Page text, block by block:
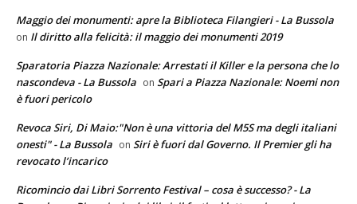
Maggio dei monumenti: apre la Biblioteca Filangieri - La Bussola
on Il diritto alla felicità: il maggio dei monumenti 2019
Sparatoria Piazza Nazionale: Arrestati il Killer e la persona che lo
nascondeva - La Bussola on Spari a Piazza Nazionale: Noemi non
è fuori pericolo
Revoca Siri, Di Maio:"Non è una vittoria del M5S ma degli italiani
onesti" - La Bussola on Siri è fuori dal Governo. Il Premier gli ha
revocato l’incarico
Ricomincio dai Libri Sorrento Festival – cosa è successo? - La